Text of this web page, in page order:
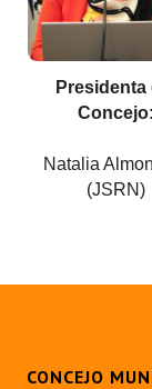
Presidenta
Concejo:
Natalia
(JSRN)
CONCEJO